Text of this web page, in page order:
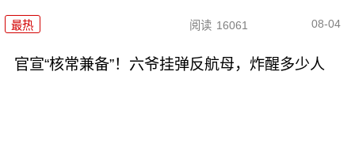
最热 阅读 16061 08-04
官宣“核常兼备”！六爷挂弹反航母，炸醒多少人